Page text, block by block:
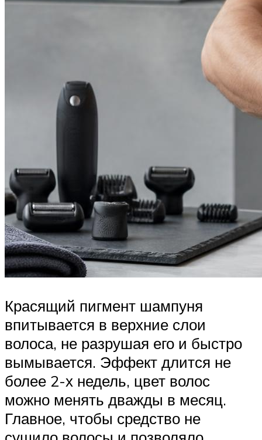
Красящий пигмент шампуня
впитывается в верхние слои
волоса, не разрушая его и быстро
вымывается. Эффект длится не
более 2-х недель, цвет волос
можно менять дважды в месяц.
Главное, чтобы средство не